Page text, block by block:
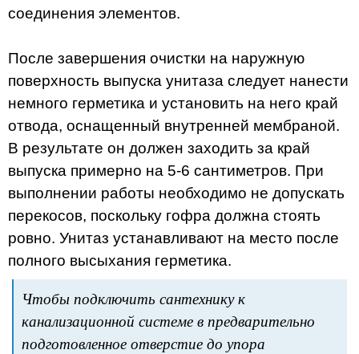
соединения элементов.
После завершения очистки на наружную
поверхность выпуска унитаза следует нанести
немного герметика и установить на него край
отвода, оснащенный внутренней мембраной.
В результате он должен заходить за край
выпуска примерно на 5-6 сантиметров. При
выполнении работы необходимо не допускать
перекосов, поскольку гофра должна стоять
ровно. Унитаз устанавливают на место после
полного высыхания герметика.
Чтобы подключить сантехнику к
канализационной системе в предварительно
подготовленное отверстие до упора